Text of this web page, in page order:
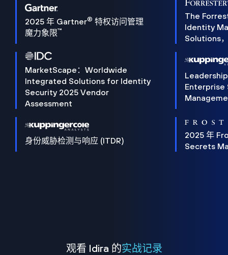
2025 年 Gartner® 特权访问管理
魔力象限™
The
Identity
Solutions
MarketScape：Worldwide
Integrated Solutions for Identity
Security 2025 Vendor
Assessment
Enterprise
身份威胁检测与响应 (ITDR)
2025 年
Secrets
观看 Idira 的实战记录